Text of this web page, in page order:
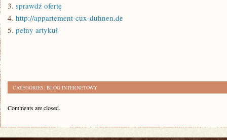
3. sprawdź ofertę
4. http://appartement-cux-duhnen.de
5. pełny artykuł
CATEGORIES: BLOG INTERNETOWY
Comments are closed.